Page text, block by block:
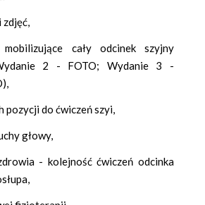
zdjęć,
cały odcinek szyjny
2 - FOTO; Wydanie 3 -
pozycji do ćwiczeń szyi,
głowy,
- kolejność ćwiczeń odcinka